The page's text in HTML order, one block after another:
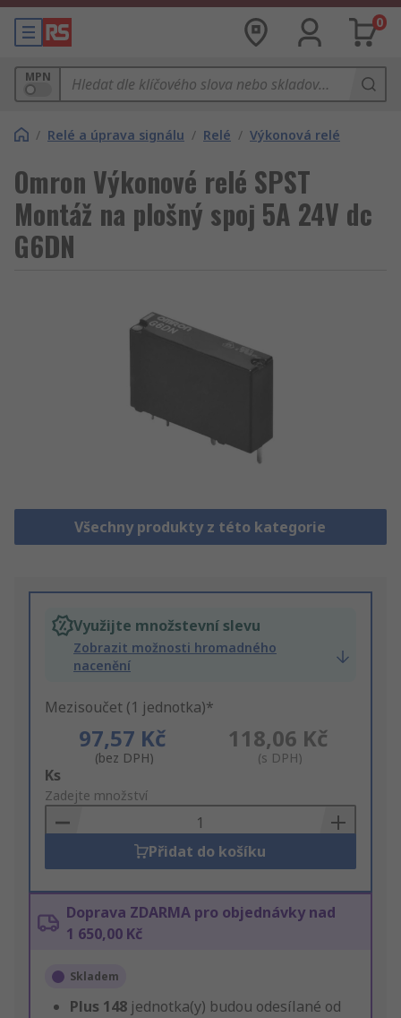
0
MPN
/ Relé a úprava signálu / Relé / Výkonová relé
Omron Výkonové relé SPST
Montáž na plošný spoj 5A 24V dc
G6DN
Všechny produkty z této kategorie
Využijte množstevní slevu
Zobrazit možnosti hromadného
nacenění
Mezisoučet (1 jednotka)*
97,57 Kč
(bez DPH)
118,06 Kč
(s DPH)
Add
to
Basket
Ks
Zadejte množství
Přidat do košíku
Doprava ZDARMA pro objednávky nad
1 650,00 Kč
Skladem
Plus 148 jednotka(y) budou odesílané od